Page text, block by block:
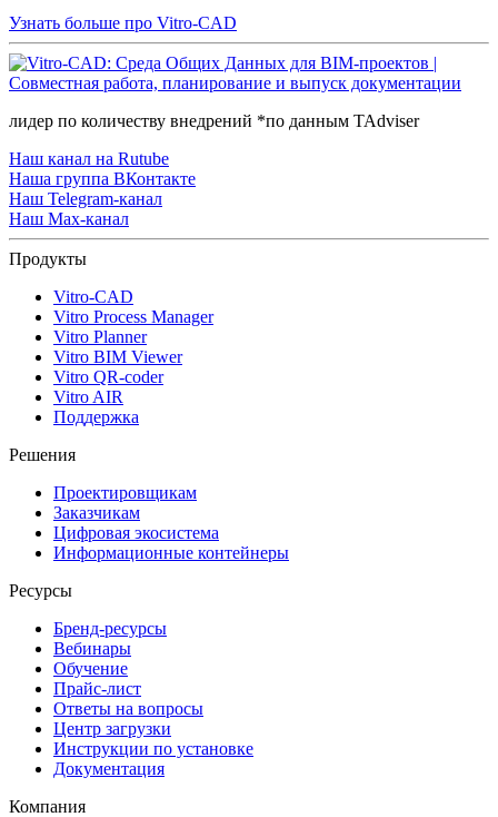
Узнать больше про Vitro-CAD
лидер по количеству внедрений *по данным TAdviser
Наш канал на Rutube
Наша группа ВКонтакте
Наш Telegram-канал
Наш Max-канал
Продукты
Vitro-CAD
Vitro Process Manager
Vitro Planner
Vitro BIM Viewer
Vitro QR-coder
Vitro AIR
Поддержка
Решения
Проектировщикам
Заказчикам
Цифровая экосистема
Информационные контейнеры
Ресурсы
Бренд-ресурсы
Вебинары
Обучение
Прайс-лист
Ответы на вопросы
Центр загрузки
Инструкции по установке
Документация
Компания